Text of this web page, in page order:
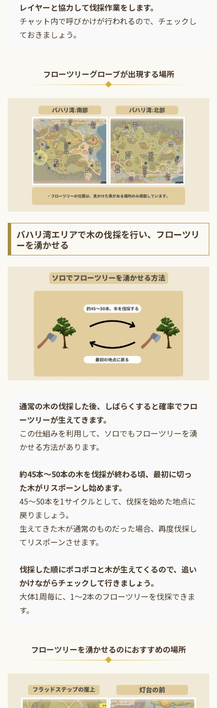
レイヤーと協力して伐採作業をします。
チャット内で呼びかけが行われるので、チェックし
ておきましょう。
フローツリーグローブが出現する場所
バハリ湾エリアで木の伐採を行い、フローツリ
ーを湧かせる
通常の木の伐採した後、しばらくすると確率でフロ
ーツリーが生えてきます。
この仕組みを利用して、ソロでもフローツリーを湧
かせる方法があります。
約45本～50本の木を伐採が終わる頃、最初に切っ
た木がリスポーンし始めます。
45～50本を1サイクルとして、伐採を始めた地点に
戻りましょう。
生えてきた木が通常のものだった場合、再度伐採し
てリスポーンさせます。
伐採した順にポコポコと木が生えてくるので、追い
かけながらチェックして行きましょう。
大体1周毎に、1～2本のフローツリーを伐採できま
す。
フローツリーを湧かせるのにおすすめの場所